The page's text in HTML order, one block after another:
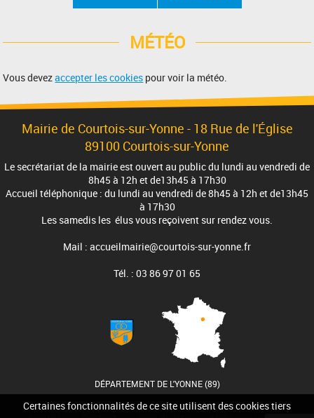
Certaines fonctionnalités de ce site utilisent des cookies tiers
MÉTÉO
Vous devezaccepter les cookies pour voir la météo.
Mairie de Courtois-sur-Yonne - 18 Rue de l'Église
89100 Courtois-sur-Yonne
Le secrétariat de la mairie est ouvert au public du lundi au vendredi de
8h45 à 12h et de13h45 à 17h30
Accueil téléphonique : du lundi au vendredi de 8h45 à 12h et de13h45
à 17h30
Les samedis les élus vous reçoivent sur rendez vous.
Mail : accueilmairie@courtois-sur-yonne.fr
Tél. : 03 86 97 01 65
DÉPARTEMENT DE L'YONNE (89)